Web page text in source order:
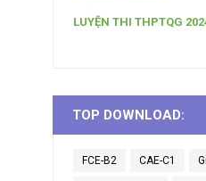
LUYỆN THI THPTQG
TOP DOWNLOAD:
FCE-B2 CAE-C1